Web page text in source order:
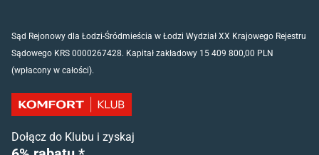
Sąd Rejonowy dla Łodzi-Śródmieścia w Łodzi Wydział XX Krajowego Rejestru
Sądowego KRS 0000267428. Kapitał zakładowy 15 409 800,00 PLN
(wpłacony w całości).
Dołącz do Klubu i zyskaj